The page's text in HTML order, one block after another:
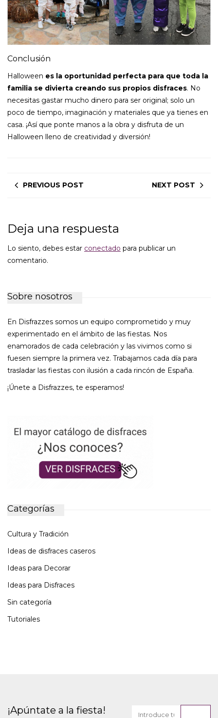
Conclusión
Halloween es la oportunidad perfecta para que toda la
familia se divierta creando sus propios disfraces. No
necesitas gastar mucho dinero para ser original; solo un
poco de tiempo, imaginación y materiales que ya tienes en
casa. ¡Así que ponte manos a la obra y disfruta de un
Halloween lleno de creatividad y diversión!
PREVIOUS POST NEXT POST
Deja una respuesta
Lo siento, debes estar conectado para publicar un
comentario.
Sobre nosotros
En Disfrazzes somos un equipo comprometido y muy
experimentado en el ámbito de las fiestas. Nos
enamorados de cada celebración y las vivimos como si
fuesen siempre la primera vez. Trabajamos cada día para
trasladar las fiestas con ilusión a cada rincón de España.
¡Únete a Disfrazzes, te esperamos!
Categorías
Cultura y Tradición
Ideas de disfraces caseros
Ideas para Decorar
Ideas para Disfraces
Sin categoría
Tutoriales
¡Apúntate a la fiesta!